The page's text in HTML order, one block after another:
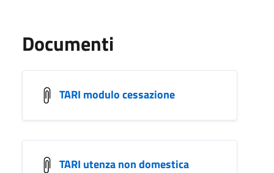
Documenti
TARI modulo cessazione
TARI utenza non domestica